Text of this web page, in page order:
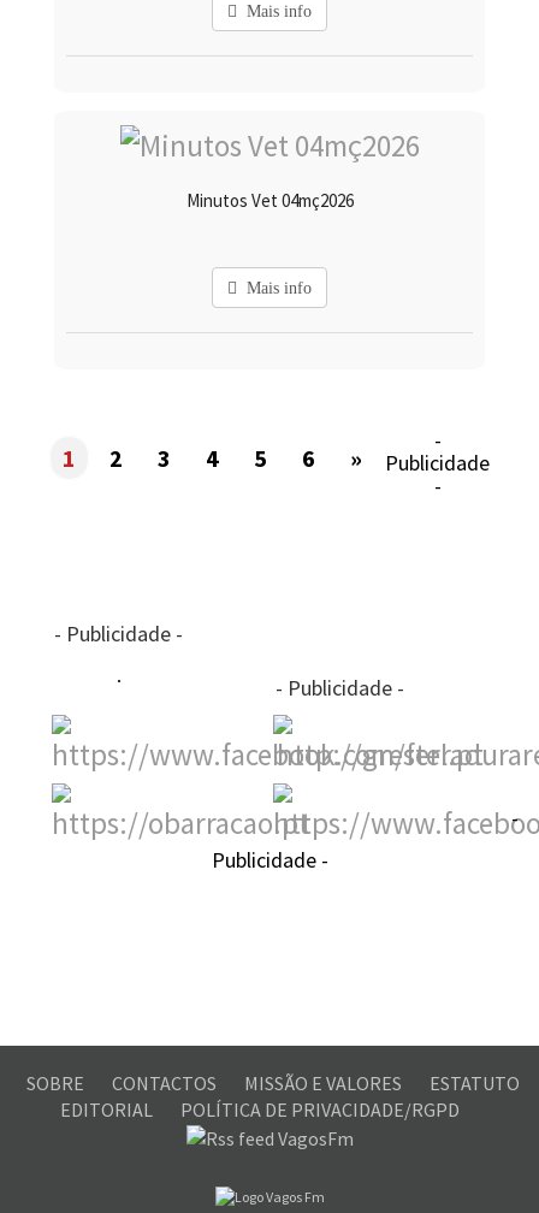
Mais info
Minutos Vet 04mç2026
Mais info
1 2 3 4 5 6 »
-
Publicidade
-
- Publicidade -
- Publicidade -
-
Publicidade -
SOBRE CONTACTOS MISSÃO E VALORES
ESTATUTO
EDITORIAL
POLÍTICA DE PRIVACIDADE/RGPD